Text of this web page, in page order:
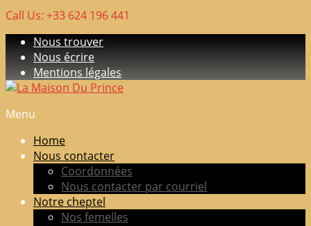
Call Us: +33 624 196 441
Nous trouver
Nous écrire
Mentions légales
La
Maison
Du
Prince
Elevage
Menu
Home
Nous contacter
Coordonnées
Nous contacter par courriel
Notre cheptel
Nos femelles